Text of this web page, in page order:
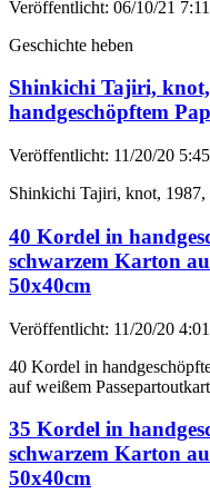
Veröffentlicht: 06/10/21
Geschichte heben
Shinkichi Tajiri,
handgeschöpftem
Veröffentlicht: 11/20/20
Shinkichi Tajiri, knot, 1987,
40 Kordel in
schwarzem Karton
50x40cm
Veröffentlicht: 11/20/20
40 Kordel in
auf weißem
35 Kordel in
schwarzem Karton
50x40cm